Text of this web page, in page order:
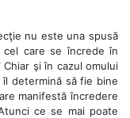
nu este una spusă
cel care se încrede în
şi în cazul omului
determină să fie bine
manifestă încredere
ce se mai poate